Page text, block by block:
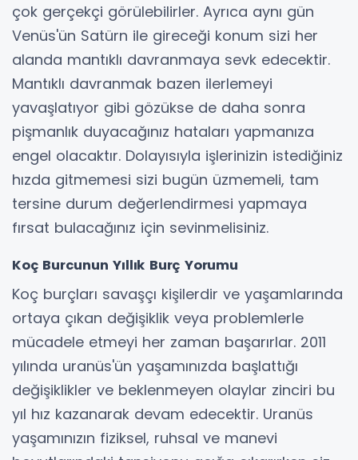
çok gerçekçi görülebilirler. Ayrıca aynı gün
Venüs'ün Satürn ile gireceği konum sizi her
alanda mantıklı davranmaya sevk edecektir.
Mantıklı davranmak bazen ilerlemeyi
yavaşlatıyor gibi gözükse de daha sonra
pişmanlık duyacağınız hataları yapmanıza
engel olacaktır. Dolayısıyla işlerinizin istediğiniz
hızda gitmemesi sizi bugün üzmemeli, tam
tersine durum değerlendirmesi yapmaya
fırsat bulacağınız için sevinmelisiniz.
Koç Burcunun Yıllık Burç Yorumu
Koç burçları savaşçı kişilerdir ve yaşamlarında
ortaya çıkan değişiklik veya problemlerle
mücadele etmeyi her zaman başarırlar. 2011
yılında uranüs'ün yaşamınızda başlattığı
değişiklikler ve beklenmeyen olaylar zinciri bu
yıl hız kazanarak devam edecektir. Uranüs
yaşamınızın fiziksel, ruhsal ve manevi